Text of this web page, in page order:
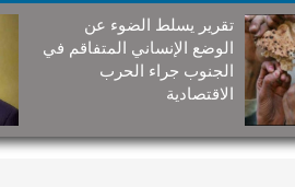
تقرير يسلط الضوء عن
الوضع الإنساني المتفاقم في
الجنوب جراء الحرب
الاقتصادية